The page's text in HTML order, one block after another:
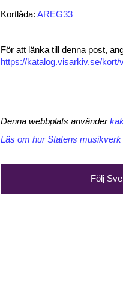
Kortlåda: AREG33
För att länka till denna post,
https://katalog.visarkiv.se/
Denna webbplats använder
Läs om hur Statens
Följ